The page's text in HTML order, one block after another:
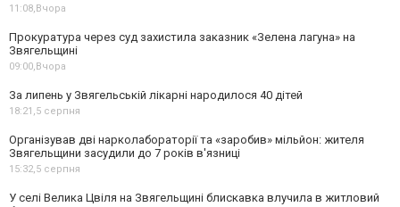
11:08,Вчора
Прокуратура через суд захистила заказник «Зелена лагуна» на
Звягельщині
09:00,Вчора
За липень у Звягельській лікарні народилося 40 дітей
18:21,5 серпня
Організував дві нарколабораторії та «заробив» мільйон: жителя
Звягельщини засудили до 7 років в'язниці
15:32,5 серпня
У селі Велика Цвіля на Звягельщині блискавка влучила в житловий